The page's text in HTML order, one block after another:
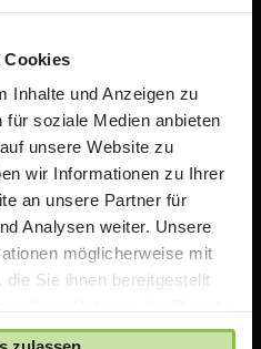
Cookies
Inhalte und Anzeigen zu
soziale Medien anbieten
unsere Website zu
wir Informationen zu Ihrer
an unsere Partner für
Analysen weiter. Unsere
möglicherweise mit
Sie ihnen bereitgestellt
Wir bieten zusätzlich
an.
Preise beinhalten
Lehrer und Schulen .
benötigen Sie einen
Lehrtätigkeit an einer
ist und uns Ihr Nachweis